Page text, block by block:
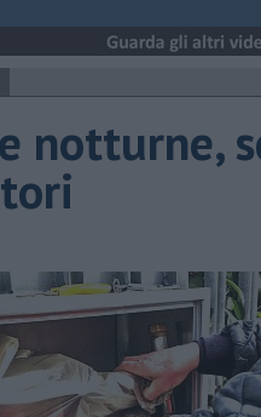
notturne,